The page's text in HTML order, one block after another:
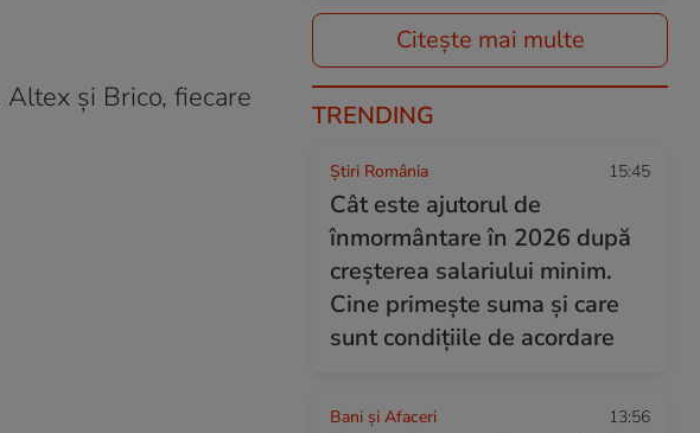
și Brico, fiecare
Citește mai multe
TRENDING
Știri România 15:45
Cât este ajutorul de
înmormântare în 2026 după
creșterea salariului minim.
Cine primește suma și care
sunt condițiile de acordare
Bani și Afaceri 13:56